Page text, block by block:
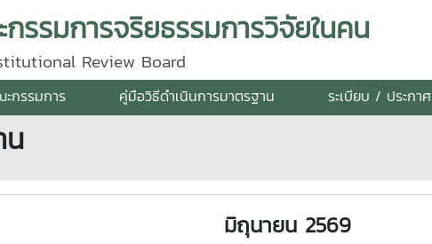
รรมการจริยธรรมการวิจัยในคน
Review Board
กรรมการ คู่มือวิธีดำเนินการมาตรฐาน ระเบียบ / ประกาศ
มิถุนายน 2569